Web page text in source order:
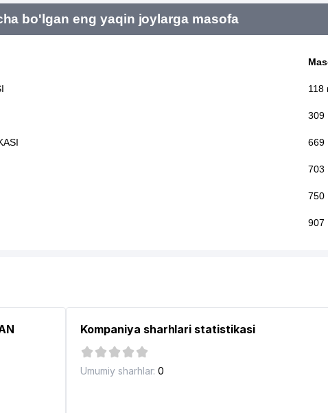
bo'lgan eng yaqin joylarga masofa
118
309
669
703
750
907
Kompaniya sharhlari statistikasi
Umumiy sharhlar: 0